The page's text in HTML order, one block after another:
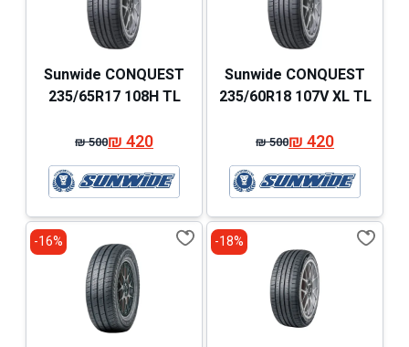
Sunwide CONQUEST
235/60R18 107V XL TL
₪500
המחיר
המקורי
היה:
₪ 500.
₪420 המחיר
הנוכחי
הוא:
₪ 420.
Sunwide CONQUEST
235/65R17 108H TL
₪500
המחיר
המקורי
היה:
₪ 500.
₪420 המחיר
הנוכחי
הוא:
₪ 420.
18%-
16%-